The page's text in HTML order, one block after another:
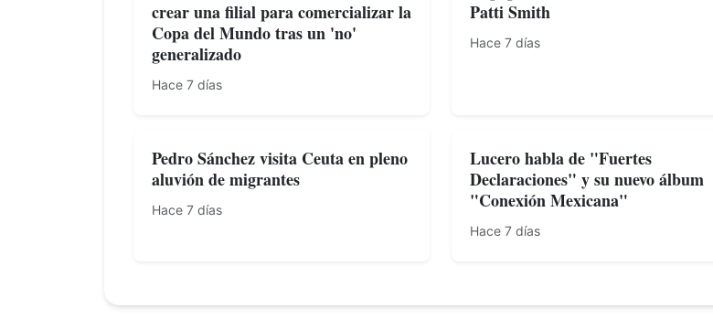
crear una filial para comercializar la
Copa del Mundo tras un 'no'
generalizado
Hace 7 días
Patti Smith
Hace 7 días
Pedro Sánchez visita Ceuta en pleno
aluvión de migrantes
Hace 7 días
Lucero habla de "Fuertes
Declaraciones" y su nuevo álbum
"Conexión Mexicana"
Hace 7 días